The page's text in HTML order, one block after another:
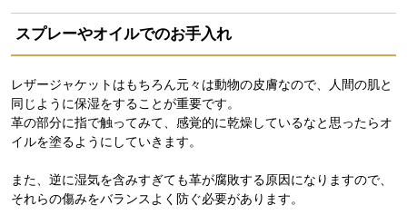
スプレーやオイルでのお手入れ
レザージャケットはもちろん元々は動物の皮膚なので、人間の肌と
同じように保湿をすることが重要です。
革の部分に指で触ってみて、感覚的に乾燥しているなと思ったらオ
イルを塗るようにしていきます。
また、逆に湿気を含みすぎても革が腐敗する原因になりますので、
それらの傷みをバランスよく防ぐ必要があります。